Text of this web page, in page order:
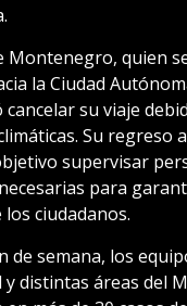
Montenegro, quien
la Ciudad
cancelar su viaje
Su regreso
supervisar
para
ciudadanos.
de semana, los
y distintas áreas del